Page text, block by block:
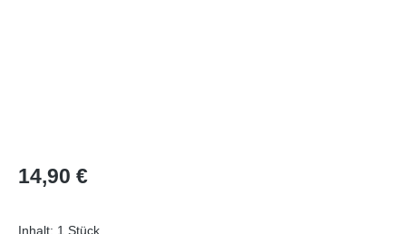
Regulärer Preis:
14,90 €
Inhalt: 1 Stück